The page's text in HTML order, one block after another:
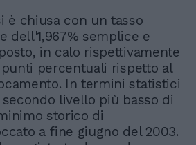
è chiusa con un tasso
dell'1,967% semplice e
in calo rispettivamente
percentuali rispetto al
In termini statistici
livello più basso di
storico di
a fine giugno del 2003.